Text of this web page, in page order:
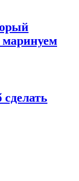
маринуем